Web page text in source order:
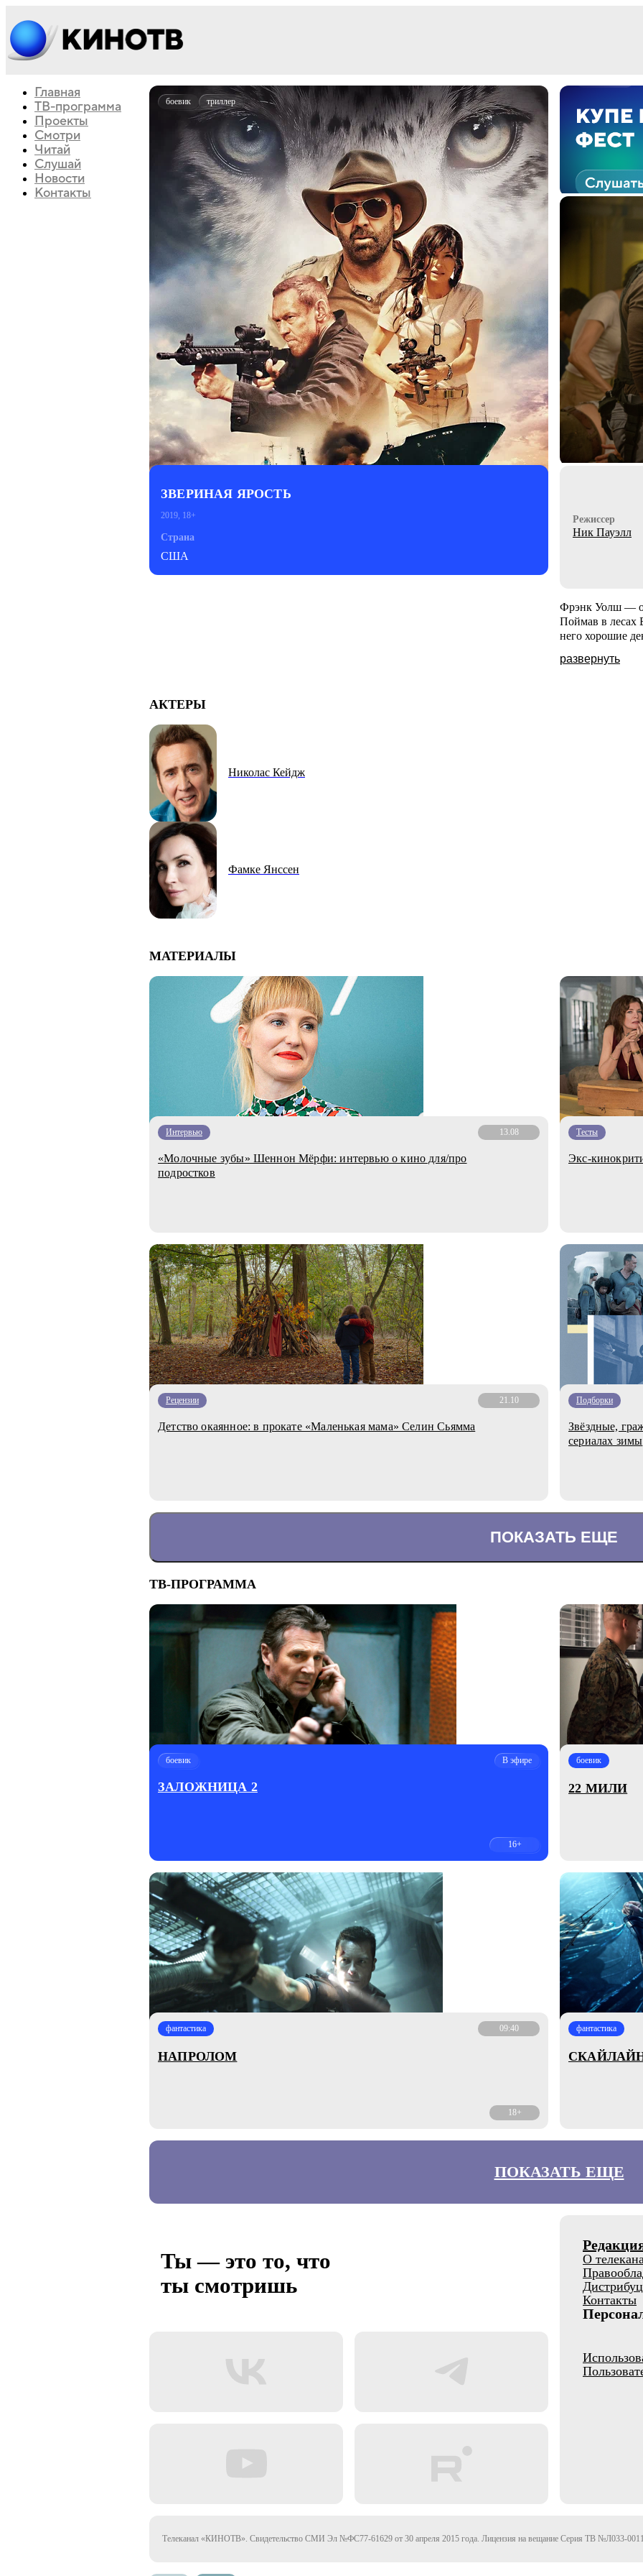
Главная
ТВ-программа
Проекты
Смотри
Читай
Слушай
Новости
Контакты
боевик триллер
ЗВЕРИНАЯ ЯРОСТЬ
2019, 18+
Страна
США
Режиссер
Ник Пауэлл
Фрэнк Уолш —
Поймав в лесах
него хорошие
развернуть
АКТЕРЫ
Николас Кейдж
Фамке Янссен
МАТЕРИАЛЫ
Интервью 13.08
«Молочные зубы» Шеннон Мёрфи: интервью о кино для/про
подростков
Тесты
Экс-
Рецензии 21.10
Детство окаянное: в прокате «Маленькая мама» Селин Сьямма
Подборки
Звёздные,
сериалах зимы
ПОКАЗАТЬ ЕЩЕ
ТВ-ПРОГРАММА
боевик В эфире
ЗАЛОЖНИЦА 2
16+
боевик
22 МИЛИ
фантастика 09:40
НАПРОЛОМ
18+
фантастика
ПОКАЗАТЬ ЕЩЕ
Ты — это то, что
ты смотришь
О
Контакты
Телеканал «КИНОТВ». Свидетельство СМИ Эл №ФС77-61629 от 30 апреля 2015 года. Лицензия на вещание Серия ТВ №Л033-